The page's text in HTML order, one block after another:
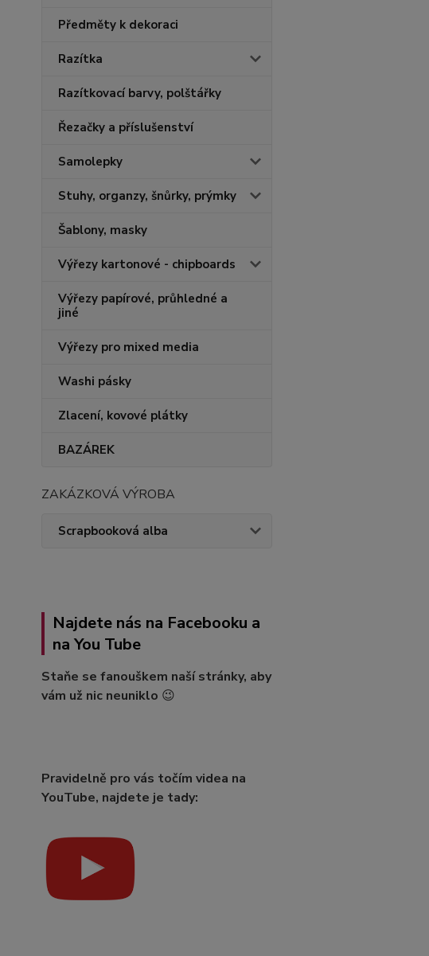
Předměty k dekoraci
Razítka
Razítkovací barvy, polštářky
Řezačky a příslušenství
Samolepky
Stuhy, organzy, šnůrky, prýmky
Šablony, masky
Výřezy kartonové - chipboards
Výřezy papírové, průhledné a
jiné
Výřezy pro mixed media
Washi pásky
Zlacení, kovové plátky
BAZÁREK
ZAKÁZKOVÁ VÝROBA
Scrapbooková alba
Najdete nás na Facebooku a
na You Tube
Staňe se fanouškem naší stránky, aby
vám už nic neuniklo 😉
Pravidelně pro vás točím videa na
YouTube, najdete je tady: